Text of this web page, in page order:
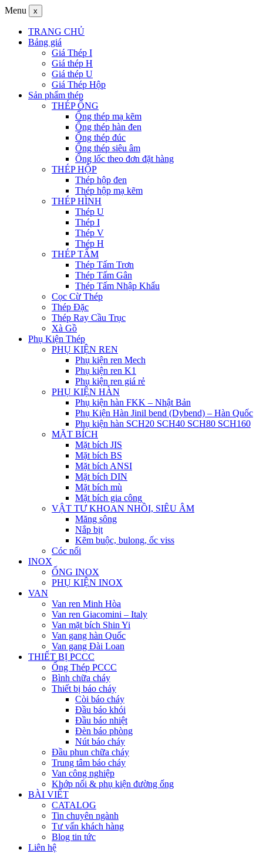
Menu x
TRANG CHỦ
Bảng giá
Giá Thép I
Giá thép H
Giá thép U
Giá Thép Hộp
Sản phẩm thép
THÉP ỐNG
Ống thép mạ kẽm
Ống thép hàn đen
Ống thép đúc
Ống thép siêu âm
Ống lốc theo đơn đặt hàng
THÉP HỘP
Thép hộp đen
Thép hộp mạ kẽm
THÉP HÌNH
Thép U
Thép I
Thép V
Thép H
THÉP TẤM
Thép Tấm Trơn
Thép Tấm Gân
Thép Tấm Nhập Khẩu
Cọc Cừ Thép
Thép Đặc
Thép Ray Cầu Trục
Xà Gồ
Phụ Kiện Thép
PHỤ KIỆN REN
Phụ kiện ren Mech
Phụ kiện ren K1
Phụ kiện ren giá rẻ
PHỤ KIỆN HÀN
Phụ kiện hàn FKK – Nhật Bản
Phụ Kiện Hàn Jinil bend (Dybend) – Hàn Quốc
Phụ kiện hàn SCH20 SCH40 SCH80 SCH160
MẶT BÍCH
Mặt bích JIS
Mặt bích BS
Mặt bích ANSI
Mặt bích DIN
Mặt bích mù
Mặt bích gia công
VẬT TƯ KHOAN NHỒI, SIÊU ÂM
Măng sông
Nắp bịt
Kẽm buộc, bulong, ốc viss
Cóc nối
INOX
ỐNG INOX
PHỤ KIỆN INOX
VAN
Van ren Minh Hòa
Van ren Giacomini – Italy
Van mặt bích Shin Yi
Van gang hàn Quốc
Van gang Đài Loan
THIẾT BỊ PCCC
Ống Thép PCCC
Bình chữa cháy
Thiết bị báo cháy
Còi báo cháy
Đầu báo khói
Đầu báo nhiệt
Đèn báo phòng
Nút báo cháy
Đầu phun chữa cháy
Trung tâm báo cháy
Van công nghiệp
Khớp nối & phụ kiện đường ống
BÀI VIẾT
CATALOG
Tin chuyên ngành
Tư vấn khách hàng
Blog tin tức
Liên hệ